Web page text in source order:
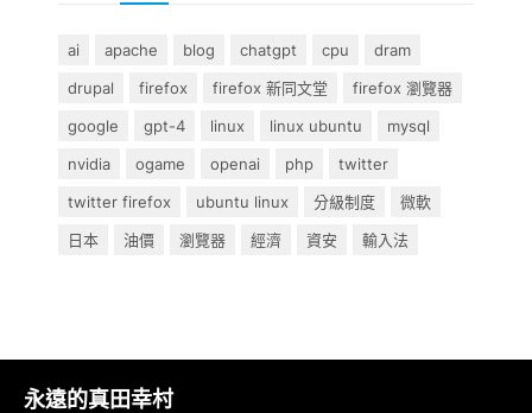
ai apache blog chatgpt cpu
dram
drupal
firefox firefox 新同文堂
firefox 瀏覽器
google
gpt-4 linux linux ubuntu
mysql
nvidia
ogame openai php
twitter
twitter firefox
ubuntu linux 分級制度
微軟
日本
油價 瀏覽器 經濟 資安 輸入法
永遠的真田幸村